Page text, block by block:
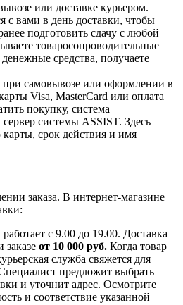
или доставке курьером.
с вами в день доставки, чтобы
подготовить сдачу с любой
товаросопроводительные
средства, получаете
при самовывозе или оформлении в
Visa, MasterCard или оплата
покупку, система
системы ASSIST. Здесь
срок действия и имя
заказа. В интернет-магазине
работает с 9.00 до 19.00. Доставка
заказе от 10 000 руб. Когда товар
служба свяжется для
предложит выбрать
и уточнит адрес. Осмотрите
и соответствие указанной